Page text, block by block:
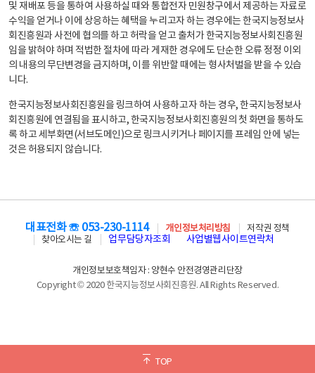
및 재배포 등을 통하여 사용하실 때와 통합전자 민원창구에서 제공하는 자료로
수익을 얻거나 이에 상응하는 혜택을 누리고자 하는 경우에는 한국지능정보사
회진흥원과 사전에 협의를 하고 허락을 얻고 출처가 한국지능정보사회진흥원
임을 밝혀야 하며 적법한 절차에 따라 게재한 경우에도 단순한 오류 정정 이외
의 내용의 무단변경을 금지하며, 이를 위반할 때에는 형사처벌을 받을 수 있습
니다.
한국지능정보사회진흥원을 링크하여 사용하고자 하는 경우, 한국지능정보사
회진흥원에 연결됨을 표시하고, 한국지능정보사회진흥원의 첫 화면을 통하도
록 하고 세부화면(서브도메인)으로 링크시키거나 페이지를 프레임 안에 넣는
것은 허용되지 않습니다.
TOP
대표전화 ☏ 053-230-1114 개인정보처리방침
저작권 정책
찾아오시는 길
업무담당자조회 사업별웹사이트연락처
개인정보보호책임자 : 양현수 안전경영관리단장
Copyright © 2020 한국지능정보사회진흥원. All Rights Reserved.